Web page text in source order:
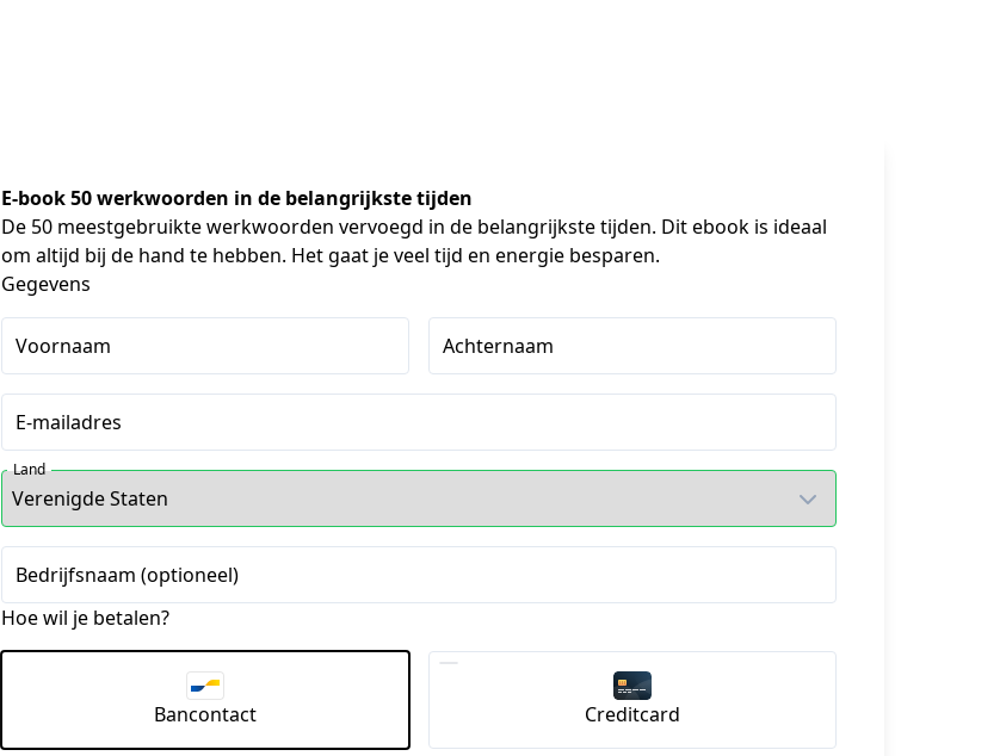
E-book 50 werkwoorden in de belangrijkste tijden
De 50 meestgebruikte werkwoorden vervoegd in de belangrijkste tijden. Dit ebook is ideaal
om altijd bij de hand te hebben. Het gaat je veel tijd en energie besparen.
Gegevens
Voornaam Achternaam
E-mailadres
Land
Bedrijfsnaam (optioneel)
Hoe wil je betalen?
Bancontact Creditcard